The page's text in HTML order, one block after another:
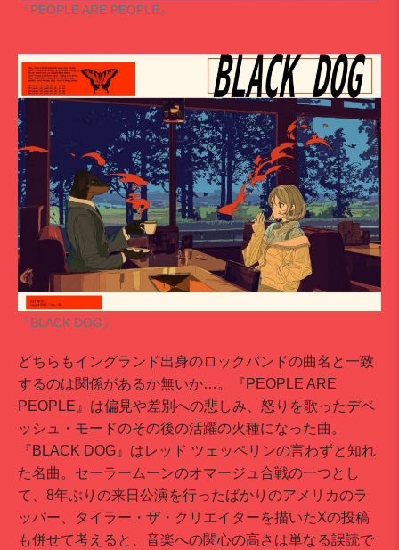
『PEOPLE ARE PEOPLE』
『BLACK DOG』
どちらもイングランド出身のロックバンドの曲名と一致
するのは関係があるか無いか…。『PEOPLE ARE
PEOPLE』は偏見や差別への悲しみ、怒りを歌ったデペ
ッシュ・モードのその後の活躍の火種になった曲。
『BLACK DOG』はレッド ツェッペリンの言わずと知れ
た名曲。セーラームーンのオマージュ合戦の一つとし
て、8年ぶりの来日公演を行ったばかりのアメリカのラ
ッパー、タイラー・ザ・クリエイターを描いたXの投稿
も併せて考えると、音楽への関心の高さは単なる誤読で